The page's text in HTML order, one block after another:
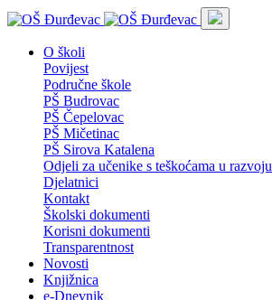
O školi
Povijest
Područne škole
PŠ Budrovac
PŠ Čepelovac
PŠ Mičetinac
PŠ Sirova Katalena
Odjeli za učenike s teškoćama u razvoju
Djelatnici
Kontakt
Školski dokumenti
Korisni dokumenti
Transparentnost
Novosti
Knjižnica
e-Dnevnik